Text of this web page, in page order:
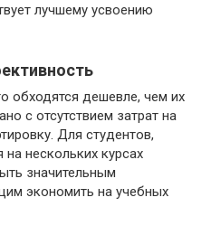
лучшему усвоению
обходятся дешевле, чем их
с отсутствием затрат на
Для студентов,
на нескольких курсах
значительным
экономить на учебных